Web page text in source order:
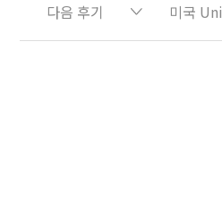
다음 후기 미국